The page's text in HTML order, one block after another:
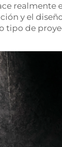
realmente
y el
tipo de